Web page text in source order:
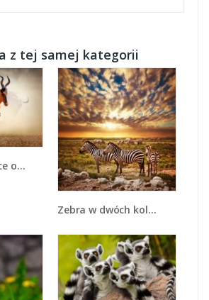
z tej samej kategorii
Z291
Zebra w dwóch kolorach - Z221